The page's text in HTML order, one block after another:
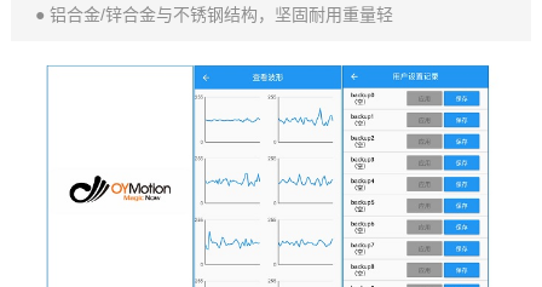
● 铝合金/锌合金与不锈钢结构，坚固耐用重量轻